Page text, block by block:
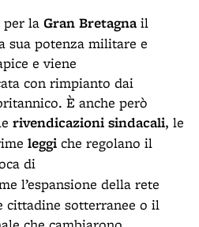
la Gran Bretagnail
sua potenza militare e
e viene
con rimpianto dai
È anche però
rivendicazioni sindacali, le
leggi che regolano il
di
l’espansione della rete
cittadine sotterranee o il